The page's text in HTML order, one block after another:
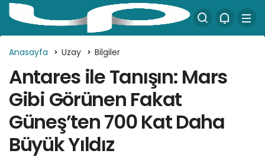
Anasayfa Uzay Bilgiler
Antares ile Tanışın: Mars
Gibi Görünen Fakat
Güneş’ten 700 Kat Daha
Büyük Yıldız